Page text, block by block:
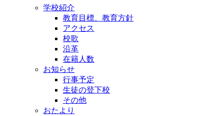
学校紹介
教育目標、教育方針
アクセス
校歌
沿革
在籍人数
お知らせ
行事予定
生徒の登下校
その他
おたより